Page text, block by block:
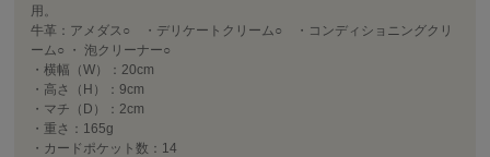
用。
牛革：アメダス○ ・デリケートクリーム○ ・コンディショニングクリ
ーム○ ・ 泡クリーナー○
・横幅（W）：20cm
・高さ（H）：9cm
・マチ（D）：2cm
・重さ：165g
・カードポケット数：14